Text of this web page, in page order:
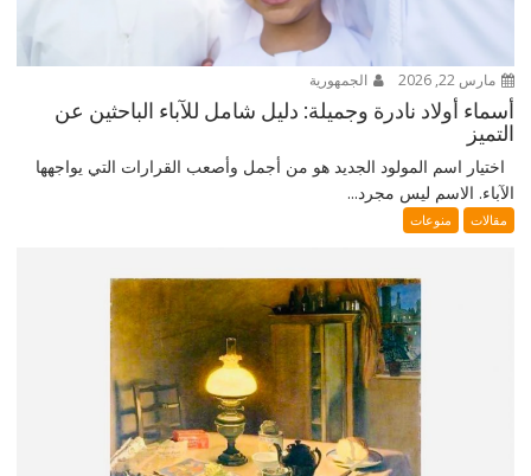
مارس 22, 2026 الجمهورية
أسماء أولاد نادرة وجميلة: دليل شامل للآباء الباحثين عن
التميز
اختيار اسم المولود الجديد هو من أجمل وأصعب القرارات التي يواجهها
الآباء. الاسم ليس مجرد...
مقالات منوعات